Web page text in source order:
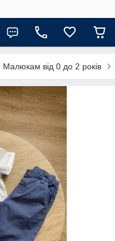
Малюкам від 0 до 2 років